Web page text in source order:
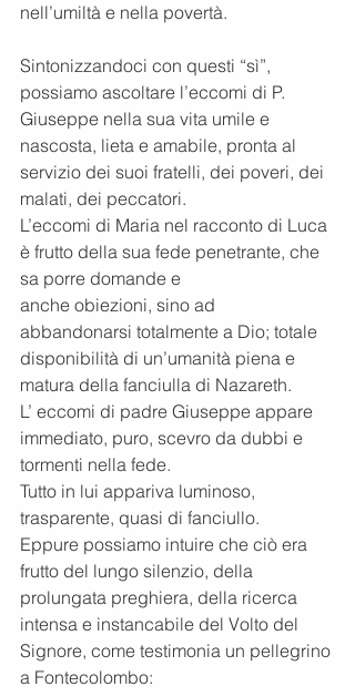
nell’umiltà e nella povertà.
Sintonizzandoci con questi “sì”,
possiamo ascoltare l’eccomi di P.
Giuseppe nella sua vita umile e
nascosta, lieta e amabile, pronta al
servizio dei suoi fratelli, dei poveri, dei
malati, dei peccatori.
L’eccomi di Maria nel racconto di Luca
è frutto della sua fede penetrante, che
sa porre domande e
anche obiezioni, sino ad
abbandonarsi totalmente a Dio; totale
disponibilità di un’umanità piena e
matura della fanciulla di Nazareth.
L’ eccomi di padre Giuseppe appare
immediato, puro, scevro da dubbi e
tormenti nella fede.
Tutto in lui appariva luminoso,
trasparente, quasi di fanciullo.
Eppure possiamo intuire che ciò era
frutto del lungo silenzio, della
prolungata preghiera, della ricerca
intensa e instancabile del Volto del
Signore, come testimonia un pellegrino
a Fontecolombo: